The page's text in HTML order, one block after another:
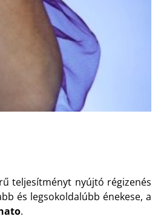
teljesítményt nyújtó régizenés
és legsokoldalúbb énekese, a
.